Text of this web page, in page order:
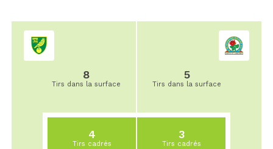
8
Tirs dans la surface
4
Tirs cadrés
5
Tirs dans la surface
3
Tirs cadrés